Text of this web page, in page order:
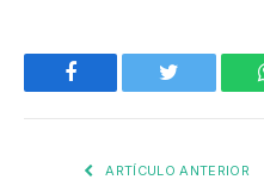
Facebook Twitter
ARTÍCULO ANTERIOR